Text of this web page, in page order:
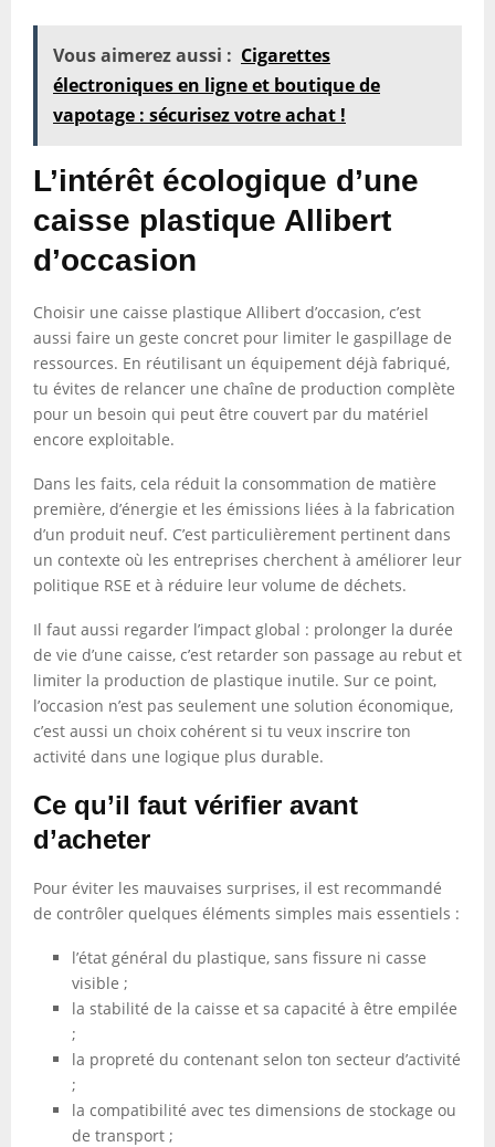
Vous aimerez aussi : Cigarettes
électroniques en ligne et boutique de
vapotage : sécurisez votre achat !
L’intérêt écologique d’une
caisse plastique Allibert
d’occasion
Choisir une caisse plastique Allibert d’occasion, c’est
aussi faire un geste concret pour limiter le gaspillage de
ressources. En réutilisant un équipement déjà fabriqué,
tu évites de relancer une chaîne de production complète
pour un besoin qui peut être couvert par du matériel
encore exploitable.
Dans les faits, cela réduit la consommation de matière
première, d’énergie et les émissions liées à la fabrication
d’un produit neuf. C’est particulièrement pertinent dans
un contexte où les entreprises cherchent à améliorer leur
politique RSE et à réduire leur volume de déchets.
Il faut aussi regarder l’impact global : prolonger la durée
de vie d’une caisse, c’est retarder son passage au rebut et
limiter la production de plastique inutile. Sur ce point,
l’occasion n’est pas seulement une solution économique,
c’est aussi un choix cohérent si tu veux inscrire ton
activité dans une logique plus durable.
Ce qu’il faut vérifier avant
d’acheter
Pour éviter les mauvaises surprises, il est recommandé
de contrôler quelques éléments simples mais essentiels :
l’état général du plastique, sans fissure ni casse
visible ;
la stabilité de la caisse et sa capacité à être empilée
;
la propreté du contenant selon ton secteur d’activité
;
la compatibilité avec tes dimensions de stockage ou
de transport ;